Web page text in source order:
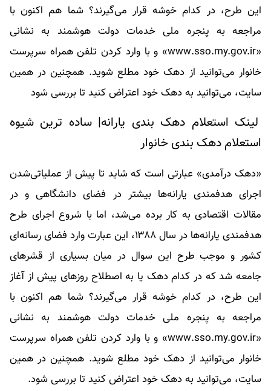
این طرح، در کدام خوشه قرار می‌گیرند؟ شما هم اکنون با
مراجعه به پنجره ملی خدمات دولت هوشمند به نشانی
«www.sso.my.gov.ir» و با وارد کردن تلفن همراه سرپرست
خانوار می‌توانید از دهک خود مطلع شوید. همچنین در همین
سایت، می‌توانید به دهک خود اعتراض کنید تا بررسی شود
لینک استعلام دهک بندی یارانه| ساده ترین شیوه
استعلام دهک بندی خانوار
«دهک درآمدی» عبارتی است که شاید تا پیش از عملیاتی‌شدن
اجرای هدفمندی یارانه‌ها بیشتر در فضای دانشگاهی و در
مقالات اقتصادی به کار برده می‌شد، اما با شروع اجرای طرح
هدفمندی یارانه‌ها در سال ۱۳۸۸، این عبارت وارد فضای رسانه‌ای
کشور و موجب طرح این سوال در میان بسیاری از قشرهای
جامعه شد که در کدام دهک یا به اصطلاح روزهای پیش از آغاز
این طرح، در کدام خوشه قرار می‌گیرند؟ شما هم اکنون با
مراجعه به پنجره ملی خدمات دولت هوشمند به نشانی
«www.sso.my.gov.ir» و با وارد کردن تلفن همراه سرپرست
خانوار می‌توانید از دهک خود مطلع شوید. همچنین در همین
سایت، می‌توانید به دهک خود اعتراض کنید تا بررسی شود.